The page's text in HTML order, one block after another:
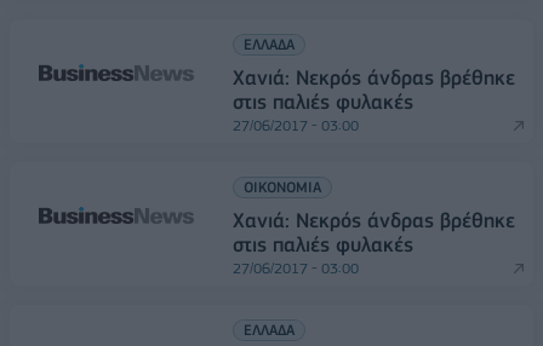
ΕΛΛΑΔΑ
Χανιά: Νεκρός άνδρας βρέθηκε
στις παλιές φυλακές
27/06/2017 - 03:00
ΟΙΚΟΝΟΜΙΑ
Χανιά: Νεκρός άνδρας βρέθηκε
στις παλιές φυλακές
27/06/2017 - 03:00
ΕΛΛΑΔΑ